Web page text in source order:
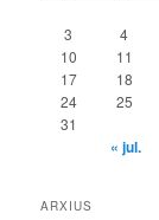
3
4
10
11
17
18
24
25
31
« jul.
ARXIUS